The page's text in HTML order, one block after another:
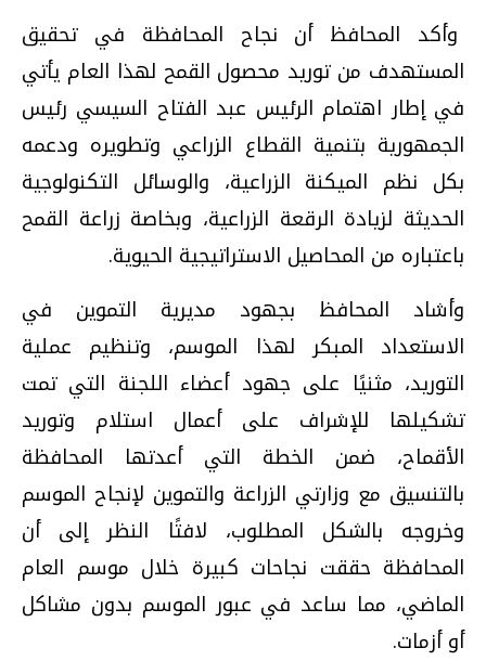
وأكد المحافظ أن نجاح المحافظة في تحقيق
المستهدف من توريد محصول القمح لهذا العام يأتي
في إطار اهتمام الرئيس عبد الفتاح السيسي رئيس
الجمهورية بتنمية القطاع الزراعي وتطويره ودعمه
بكل نظم الميكنة الزراعية، والوسائل التكنولوجية
الحديثة لزيادة الرقعة الزراعية، وبخاصة زراعة القمح
باعتباره من المحاصيل الاستراتيجية الحيوية.
وأشاد المحافظ بجهود مديرية التموين في
الاستعداد المبكر لهذا الموسم، وتنظيم عملية
التوريد، مثنيًا على جهود أعضاء اللجنة التي تمت
تشكيلها للإشراف على أعمال استلام وتوريد
الأقماح، ضمن الخطة التي أعدتها المحافظة
بالتنسيق مع وزارتي الزراعة والتموين لإنجاح الموسم
وخروجه بالشكل المطلوب، لافتًا النظر إلى أن
المحافظة حققت نجاحات كبيرة خلال موسم العام
الماضي، مما ساعد في عبور الموسم بدون مشاكل
أو أزمات.